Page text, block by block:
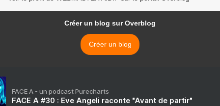
Créer un blog sur Overblog
Créer un blog
FACE A - un podcast Purecharts
FACE A #30 : Eve Angeli raconte "Avant de partir"